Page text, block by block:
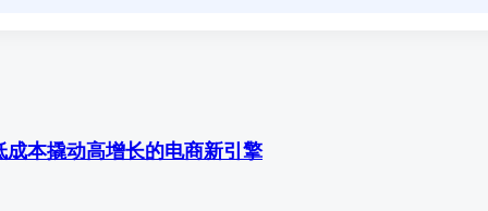
本撬动高增长的电商新引擎